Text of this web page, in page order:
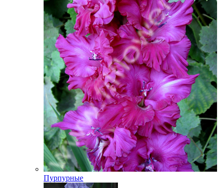
Пурпурные